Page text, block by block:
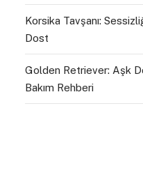
Korsika Tavşanı:
Dost
Golden Retriever: Aşk
Bakım Rehberi